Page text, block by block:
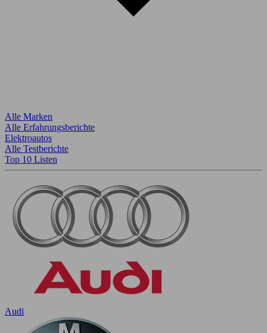
Alle Marken
Alle Erfahrungsberichte
Elektroautos
Alle Testberichte
Top 10 Listen
Audi